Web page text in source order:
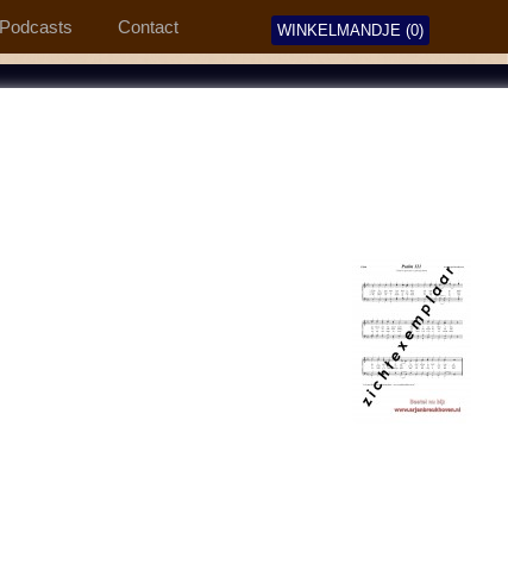
Podcasts Contact WINKELMANDJE (0)